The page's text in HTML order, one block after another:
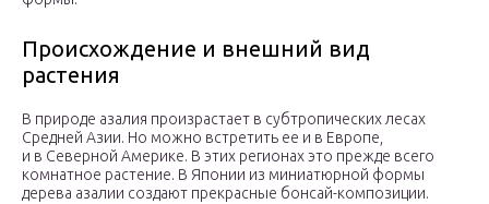
Происхождение и внешний вид
растения
В природе азалия произрастает в субтропических лесах
Средней Азии. Но можно встретить ее и в Европе,
и в Северной Америке. В этих регионах это прежде всего
комнатное растение. В Японии из миниатюрной формы
дерева азалии создают прекрасные бонсай-композиции.